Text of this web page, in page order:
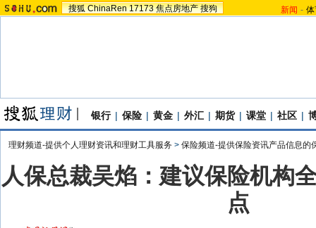
搜狐 ChinaRen 17173 焦点房地产 搜狗 新闻 -
银行 | 保险 | 黄金 | 外汇 | 期货 | 课堂 | 社区 |
理财频道-提供个人理财资讯和理财工具服务 > 保险频道-提供保险资讯产品信息的
人保总裁吴焰：建议保险机构
点